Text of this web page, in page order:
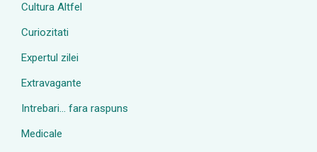
Cultura Altfel
Curiozitati
Expertul zilei
Extravagante
Intrebari… fara raspuns
Medicale